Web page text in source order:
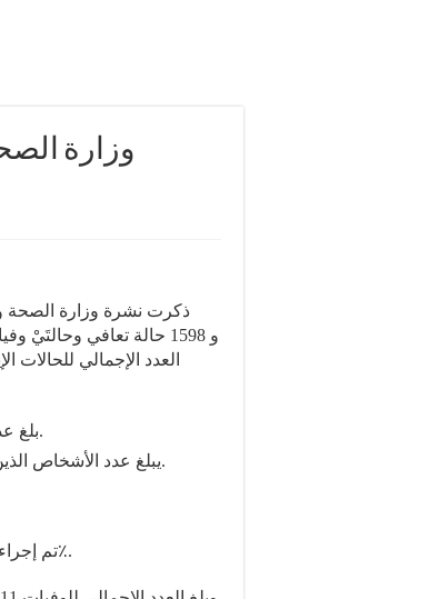
بلغ عدد الأشخاص الذين تلقوا لأول مرة جرعة اللقاح 24870200 شخصا.
يبلغ عدد الأشخاص الذين تلقوا الجرعة الثانية من اللقاح لحدود الساعة 23358881 شخصا.
تم إجراء 7938 اختبار خلال الـ 24 ساعة الماضية معدل الإيجابية منها 5.59٪.